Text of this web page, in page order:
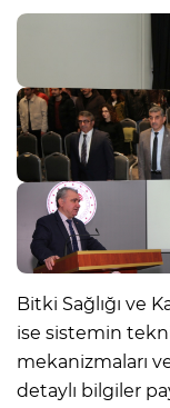
Bitki Sağlığı ve
ise sistemin
mekanizmaları
detaylı bilgiler